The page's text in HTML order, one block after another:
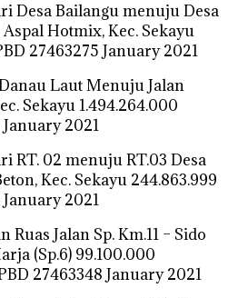
Desa Bailangu menuju Desa
Hotmix, Kec. Sekayu
27463275 January 2021
Laut Menuju Jalan
Sekayu 1.494.264.000
2021
RT. 02 menuju RT.03 Desa
Kec. Sekayu 244.863.999
2021
Jalan Sp. Km.11 – Sido
(Sp.6) 99.100.000
27463348 January 2021